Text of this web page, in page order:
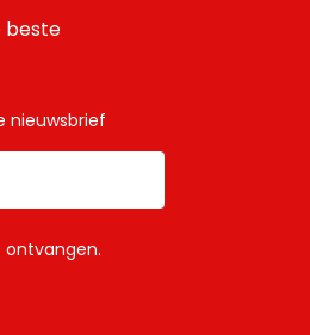
beste
nieuwsbrief
ontvangen.